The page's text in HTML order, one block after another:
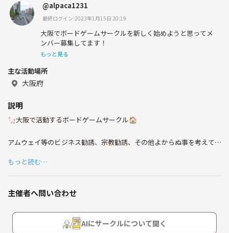
@alpaca1231
最終ログイン:2023年1月15日 20:19
大阪でボードゲームサークルを新しく始めようと思ってメ
ンバー募集してます！
もっと見る
主な活動場所
大阪府
説明
🦙大阪で活動するボードゲームサークル🏠
アムウェイ等のビジネス勧誘、宗教勧誘、その他よからぬ事を考えてる
普通に集まって遊ぶだけで余計なことは一切しないサークルです。
安心・安全な集まりを目指してます。
変な勧誘とかあったら管理人のあるぱかが徹底的に排除します！
男女とも募集しております。
もっと読む…
主催者へ問い合わせ
AIにサークルについて聞く